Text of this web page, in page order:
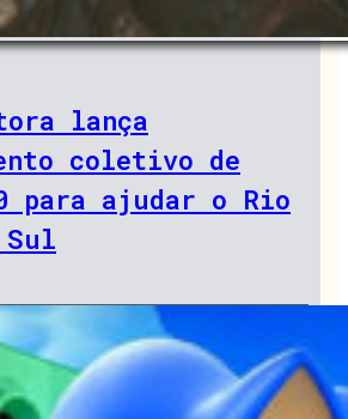
lança
coletivo de
para ajudar o Rio
Sul